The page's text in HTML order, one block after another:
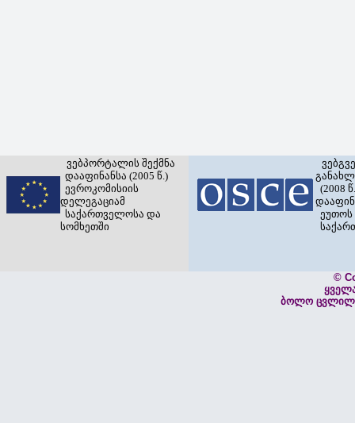
ვებპორტალის შექმნა
დააფინანსა (2005 წ.)
ევროკომისიის
დელეგაციამ
საქართველოსა და
სომხეთში
(2008
ეუთოს
©
ბოლო